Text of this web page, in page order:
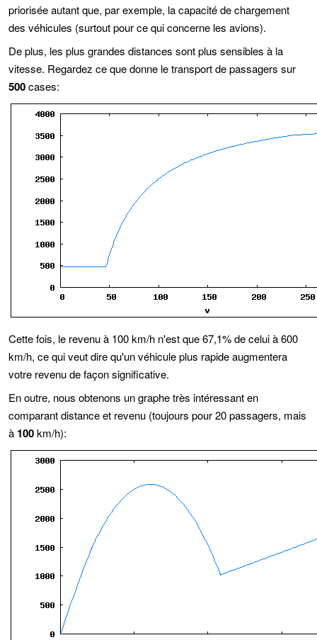
priorisée autant que, par exemple, la capacité de chargement
des véhicules (surtout pour ce qui concerne les avions).
De plus, les plus grandes distances sont plus sensibles à la
vitesse. Regardez ce que donne le transport de passagers sur
500cases:
Cette fois, le revenu à 100 km/h n'est que 67,1% de celui à 600
km/h, ce qui veut dire qu'un véhicule plus rapide augmentera
votre revenu de façon significative.
En outre, nous obtenons un graphe très intéressant en
comparant distance et revenu (toujours pour 20 passagers, mais
à 100km/h):